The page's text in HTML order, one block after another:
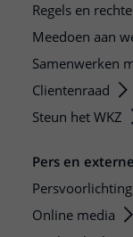
Regels en
Meedoen aan
Samenwerken
Clientenraad
Steun het WKZ
Pers en
Persvoorlichting
Online media